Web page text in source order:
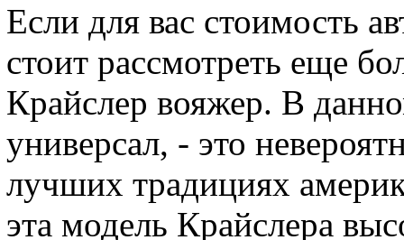
Если для вас стоимость
стоит рассмотреть еще
Крайслер вояжер. В
универсал, - это
лучших традициях
эта модель Крайслера